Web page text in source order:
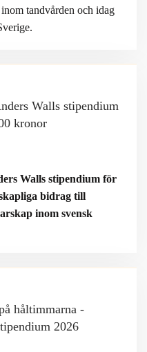
tandvården och idag
Walls stipendium
kronor
Walls stipendium för
bidrag till
inom svensk
håltimmarna -
2026